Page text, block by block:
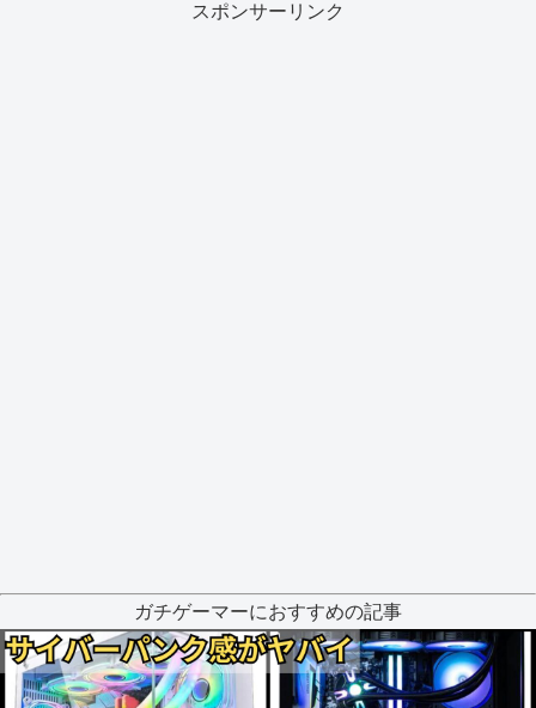
スポンサーリンク
ガチゲーマーにおすすめの記事